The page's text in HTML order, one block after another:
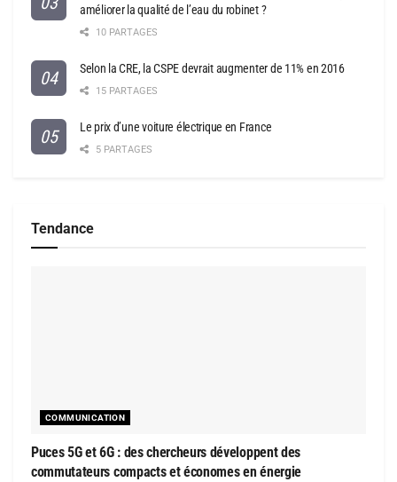
améliorer la qualité de l’eau du robinet ?
10 PARTAGES
Selon la CRE, la CSPE devrait augmenter de 11% en 2016
15 PARTAGES
Le prix d’une voiture électrique en France
5 PARTAGES
Tendance
COMMUNICATION
Puces 5G et 6G : des chercheurs développent des
commutateurs compacts et économes en énergie